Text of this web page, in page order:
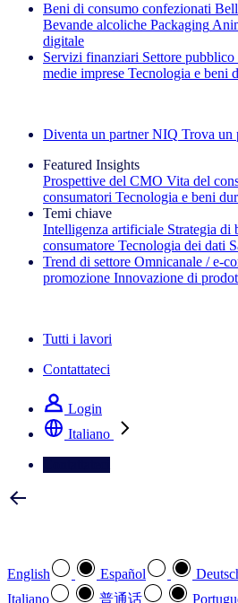
Beni di consumo confezionati
Bevande alcoliche Packaging
digitale
Servizi finanziari Settore pubblico
medie imprese Tecnologia e beni
Diventa un partner NIQ Trova un
Featured Insights
Prospettive del CMO Vita del
consumatori Tecnologia e beni
Temi chiave
Intelligenza artificiale Strategia di
consumatore Tecnologia dei dati
Trend di settore Omnicanale /
promozione Innovazione di
Tutti i lavori
Contattateci
Login
Italiano
English Español
Italiano
普通话